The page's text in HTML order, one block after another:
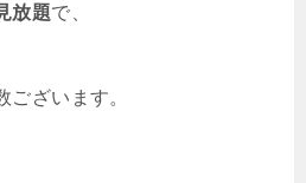
放題で、
ございます。